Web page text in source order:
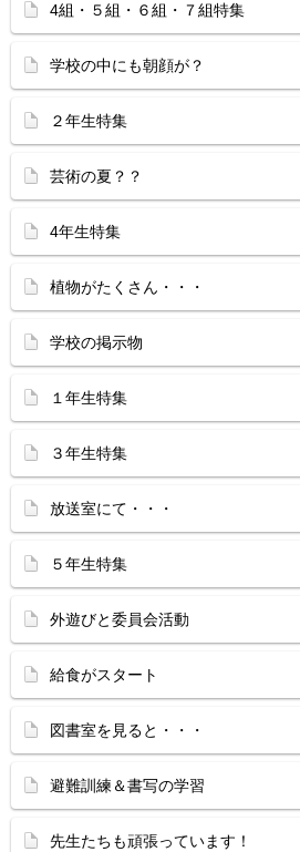
4組・５組・６組・７組特集
学校の中にも朝顔が？
２年生特集
芸術の夏？？
4年生特集
植物がたくさん・・・
学校の掲示物
１年生特集
３年生特集
放送室にて・・・
５年生特集
外遊びと委員会活動
給食がスタート
図書室を見ると・・・
避難訓練＆書写の学習
先生たちも頑張っています！